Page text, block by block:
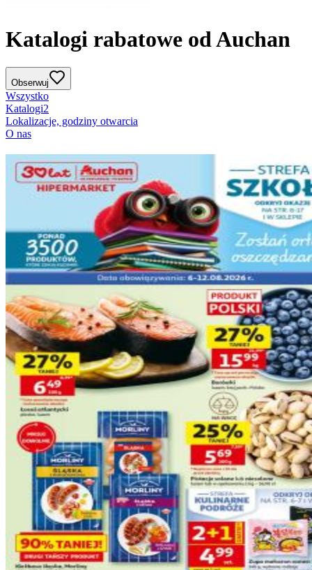
Katalogi rabatowe od Auchan
Obserwuj
Wszystko
Katalogi2
Lokalizacje, godziny otwarcia
O nas